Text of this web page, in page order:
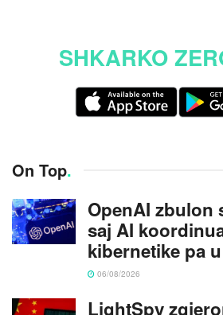
SHKARKO
On Top.
OpenAI zbulon
saj AI
kibernetike pa
06/08/2026
LightSpy